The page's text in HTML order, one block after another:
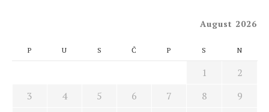
August 2026
P U S Č P S N
1
2
3
4 5 6 7 8
9